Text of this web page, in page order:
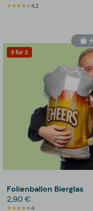
4,2
3 für 2
Folienballon Bierglas
2,90 €
4